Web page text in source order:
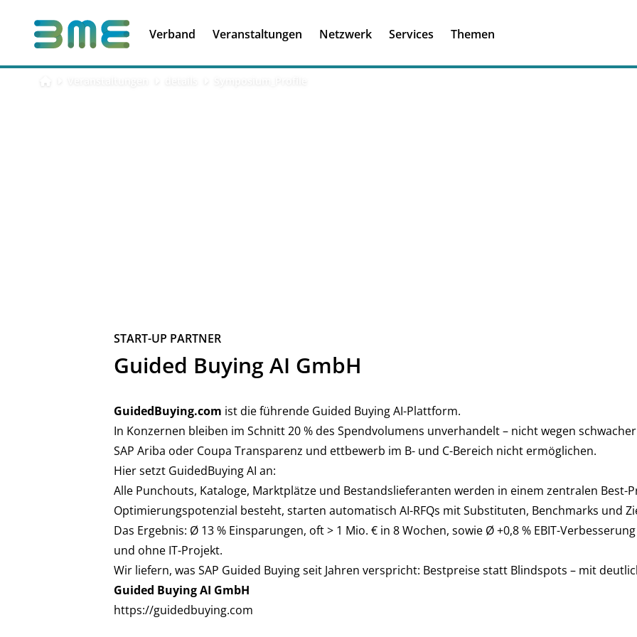
Verband Veranstaltungen
Führungskompetenzen
Netzwerk
Services Themen
Ich habe einen
START-UP PARTNER
Guided Buying AI GmbH
GuidedBuying.com ist die führende Guided Buying AI-Plattform.
In Konzernen bleiben im Schnitt 20 % des Spendvolumens unverhandelt – nicht wegen
SAP Ariba oder Coupa Transparenz und ettbewerb im B- und C-Bereich nicht ermöglichen.
Hier setzt GuidedBuying AI an:
Alle Punchouts, Kataloge, Marktplätze und Bestandslieferanten werden in einem zentralen Best-
Optimierungspotenzial besteht, starten automatisch AI-RFQs mit Substituten, Benchmarks und
Das Ergebnis: Ø 13 % Einsparungen, oft > 1 Mio. € in 8 Wochen, sowie Ø +0,8 % EBIT-
und ohne IT-Projekt.
Wir liefern, was SAP Guided Buying seit Jahren verspricht: Bestpreise statt Blindspots – mit
Guided Buying AI GmbH
https://guidedbuying.com